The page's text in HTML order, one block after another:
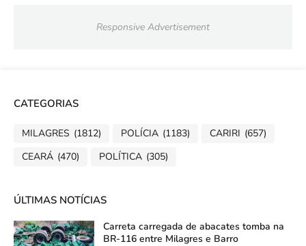
Responsive Advertisement
CATEGORIAS
MILAGRES (1812) POLÍCIA (1183) CARIRI (657)
CEARÁ (470) POLÍTICA (305)
ÚLTIMAS NOTÍCIAS
Carreta carregada de abacates tomba na
BR-116 entre Milagres e Barro